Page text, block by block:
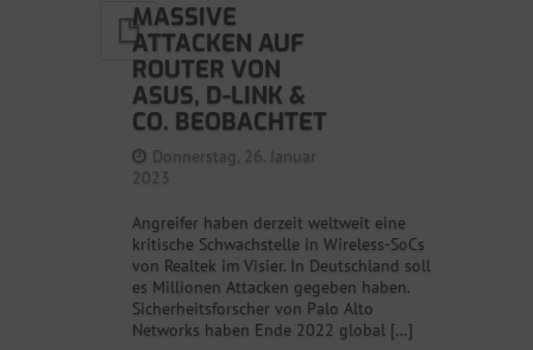
MASSIVE
ATTACKEN AUF
ROUTER VON
ASUS, D-LINK &
CO. BEOBACHTET
Donnerstag, 26. Januar
2023
Angreifer haben derzeit weltweit eine
kritische Schwachstelle in Wireless-SoCs
von Realtek im Visier. In Deutschland soll
es Millionen Attacken gegeben haben.
Sicherheitsforscher von Palo Alto
Networks haben Ende 2022 global […]